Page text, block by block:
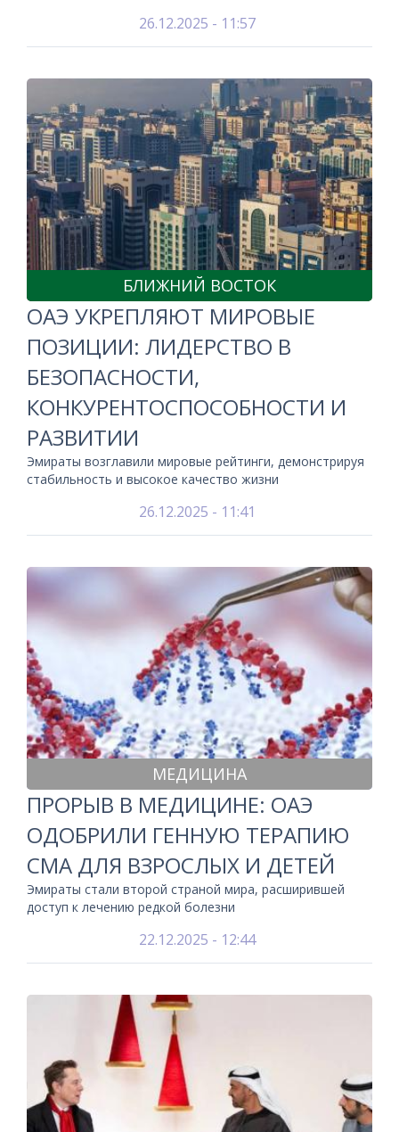
26.12.2025 - 11:57
БЛИЖНИЙ ВОСТОК
ОАЭ УКРЕПЛЯЮТ МИРОВЫЕ
ПОЗИЦИИ: ЛИДЕРСТВО В
БЕЗОПАСНОСТИ,
КОНКУРЕНТОСПОСОБНОСТИ И
РАЗВИТИИ
Эмираты возглавили мировые рейтинги, демонстрируя
стабильность и высокое качество жизни
26.12.2025 - 11:41
МЕДИЦИНА
ПРОРЫВ В МЕДИЦИНЕ: ОАЭ
ОДОБРИЛИ ГЕННУЮ ТЕРАПИЮ
СМА ДЛЯ ВЗРОСЛЫХ И ДЕТЕЙ
Эмираты стали второй страной мира, расширившей
доступ к лечению редкой болезни
22.12.2025 - 12:44